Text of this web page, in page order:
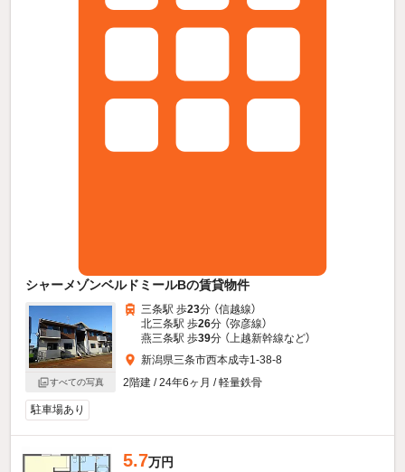
シャーメゾンベルドミールBの賃貸物件
すべての写真
三条駅 歩23分 （信越線）
北三条駅 歩26分 （弥彦線）
燕三条駅 歩39分 （上越新幹線など）
新潟県三条市西本成寺1-38-8
2階建 / 24年6ヶ月 / 軽量鉄骨
駐車場あり
5.7万円